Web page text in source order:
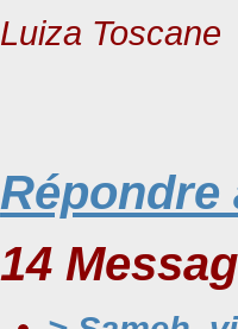
Luiza Toscane
Répondre
14